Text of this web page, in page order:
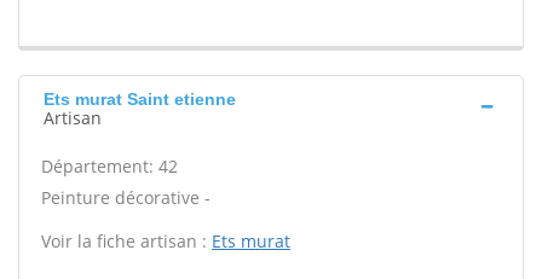
Ets murat Saint etienne
Artisan
Département: 42
Peinture décorative -
Voir la fiche artisan : Ets murat